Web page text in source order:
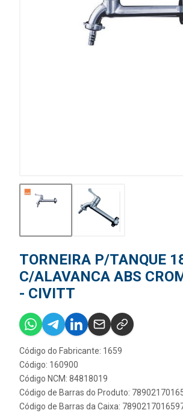
TORNEIRA P/TANQUE
C/ALAVANCA ABS
- CIVITT
Código do Fabricante: 1659
Código: 160900
Código NCM: 84818019
Código de Barras do Produto:
Código de Barras da Caixa: